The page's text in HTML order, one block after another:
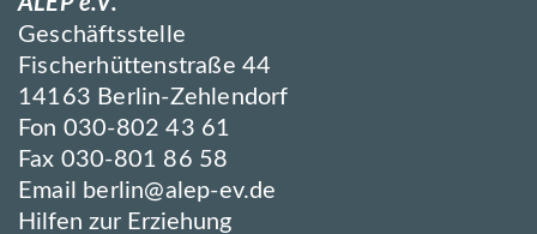
Geschäftsstelle
Fischerhüttenstraße 44
14163 Berlin-Zehlendorf
Fon 030-802 43 61
Fax 030-801 86 58
Email
berlin@alep-ev.de
Hilfen zur Erziehung